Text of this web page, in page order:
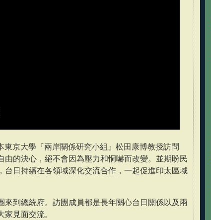
京大學『兩岸關係研究小組』松田康博教授訪問
由的決心，絕不會因為壓力和恫嚇而改變。並期盼民
台日持續在各領域深化交流合作，一起促進印太區域
到總統府。訪團成員都是長年關心台日關係以及兩
家見面交流。